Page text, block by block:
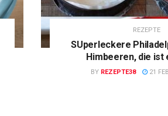
REZEPTE
SUperleckere
Himbeeren, die ist
BY REZEPTE38 21